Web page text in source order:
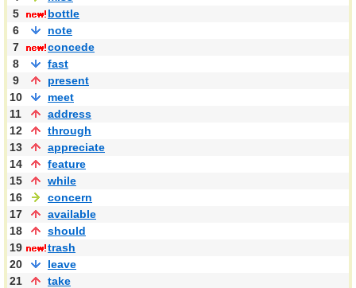
5
bottle
6
note
7
concede
8
fast
9
present
10
meet
11
address
12
through
13
appreciate
14
feature
15
while
16
concern
17
available
18
should
19
trash
20
leave
21
take